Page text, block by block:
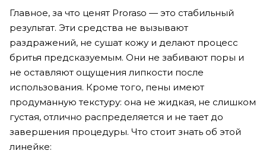
Главное, за что ценят Proraso — это стабильный
результат. Эти средства не вызывают
раздражений, не сушат кожу и делают процесс
бритья предсказуемым. Они не забивают поры и
не оставляют ощущения липкости после
использования. Кроме того, пены имеют
продуманную текстуру: она не жидкая, не слишком
густая, отлично распределяется и не тает до
завершения процедуры. Что стоит знать об этой
линейке: